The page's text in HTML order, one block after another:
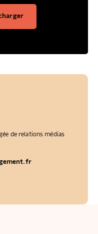
de relations médias